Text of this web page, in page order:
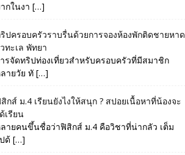
กในงา […]
ปครอบครัวราบรื่นด้วยการจองห้องพักติดชายหาด
ทะเล พัทยา
รจัดทริปท่องเที่ยวสำหรับครอบครัวที่มีสมาชิก
ายวัย ทั […]
กส์ ม.4 เรียนยังไงให้สนุก ? สปอยเนื้อหาที่น้องจะ
เรียน
ายคนขึ้นชื่อว่าฟิสิกส์ ม.4 คือวิชาที่น่ากลัว เต็ม
ด้ […]